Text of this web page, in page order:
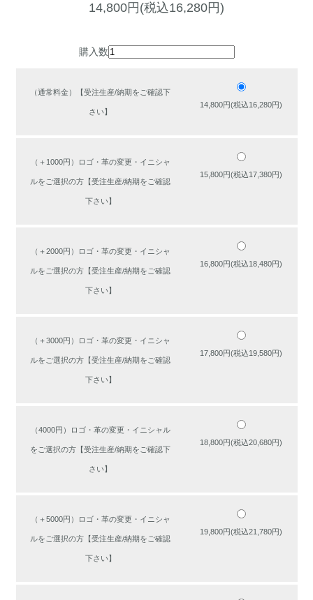
14,800円(税込16,280円)
購入数
（通常料金）【受注生産/納期をご確認下
さい】
14,800円(税込16,280円)
（＋1000円）ロゴ・革の変更・イニシャ
ルをご選択の方【受注生産/納期をご確認
下さい】
15,800円(税込17,380円)
（＋2000円）ロゴ・革の変更・イニシャ
ルをご選択の方【受注生産/納期をご確認
下さい】
16,800円(税込18,480円)
（＋3000円）ロゴ・革の変更・イニシャ
ルをご選択の方【受注生産/納期をご確認
下さい】
17,800円(税込19,580円)
（4000円）ロゴ・革の変更・イニシャル
をご選択の方【受注生産/納期をご確認下
さい】
18,800円(税込20,680円)
（＋5000円）ロゴ・革の変更・イニシャ
ルをご選択の方【受注生産/納期をご確認
下さい】
19,800円(税込21,780円)